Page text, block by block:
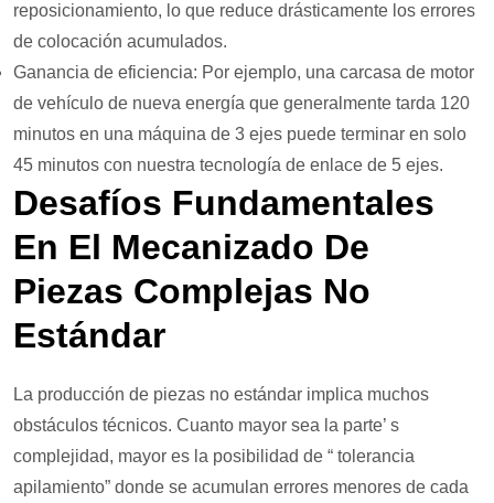
reposicionamiento, lo que reduce drásticamente los errores
de colocación acumulados.
Ganancia de eficiencia: Por ejemplo, una carcasa de motor
de vehículo de nueva energía que generalmente tarda 120
minutos en una máquina de 3 ejes puede terminar en solo
45 minutos con nuestra tecnología de enlace de 5 ejes.
Desafíos Fundamentales
En El Mecanizado De
Piezas Complejas No
Estándar
La producción de piezas no estándar implica muchos
obstáculos técnicos. Cuanto mayor sea la parte’ s
complejidad, mayor es la posibilidad de “ tolerancia
apilamiento” donde se acumulan errores menores de cada